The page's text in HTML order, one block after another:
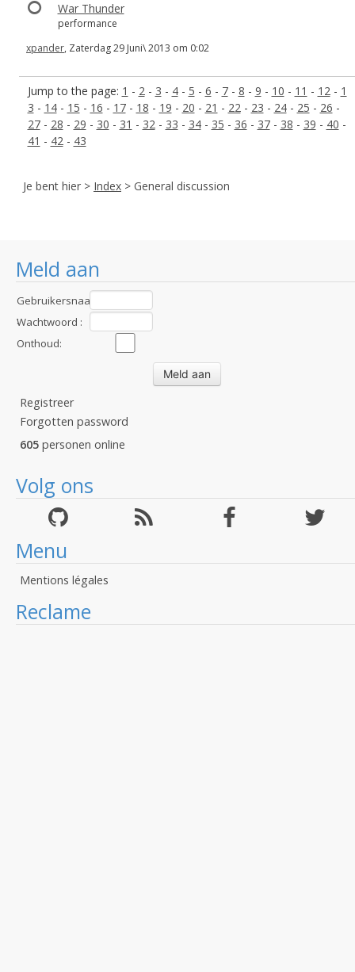
Meld aan
Gebruikersnaam
:Wachtwoord :
Onthoud:
Registreer
Forgotten password
605 personen online
Volg ons
Menu
Mentions légales
Reclame
Jump to the page: 1 - 2- 3 - 4- 5 - 6 - 7- 8 - 9 - 10 - 11 - 12- 1
3 - 14- 15 - 16 - 17- 18 - 19 - 20 - 21 - 22- 23 - 24- 25 - 26 -
27- 28 - 29 - 30 - 31 - 32- 33 - 34- 35 - 36 - 37- 38 - 39 - 40 -
41 - 42- 43
War Thunder
performance
xpander, Zaterdag 29 Juni\ 2013 om 0:02
Je bent hier > Index > General discussion